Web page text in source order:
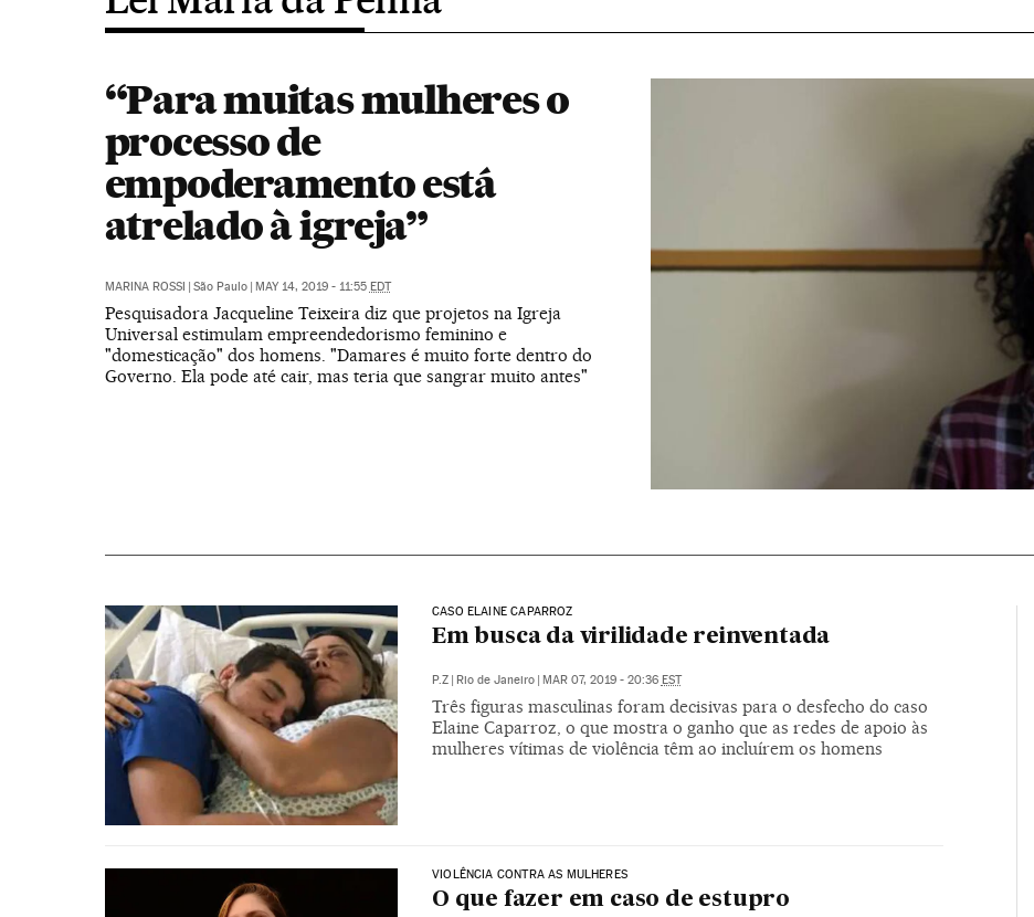
“Para muitas mulheres o
processo de
empoderamento está
atrelado à igreja”
MARINA ROSSI | São Paulo | MAY 14, 2019 - 11:55 EDT
Pesquisadora Jacqueline Teixeira diz que projetos na Igreja
Universal estimulam empreendedorismo feminino e
"domesticação" dos homens. "Damares é muito forte dentro do
Governo. Ela pode até cair, mas teria que sangrar muito antes"
CASO ELAINE CAPARROZ
Em busca da virilidade reinventada
P.Z | Rio de Janeiro | MAR 07, 2019 - 20:36 EST
Três figuras masculinas foram decisivas para o desfecho do caso
Elaine Caparroz, o que mostra o ganho que as redes de apoio às
mulheres vítimas de violência têm ao incluírem os homens
VIOLÊNCIA CONTRA AS MULHERES
O que fazer em caso de estupro